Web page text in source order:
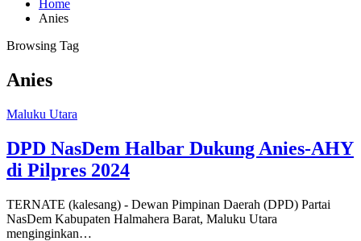
Home
Anies
Browsing Tag
Anies
Maluku Utara
DPD NasDem Halbar Dukung Anies-AHY
di Pilpres 2024
TERNATE (kalesang) - Dewan Pimpinan Daerah (DPD) Partai
NasDem Kabupaten Halmahera Barat, Maluku Utara
menginginkan…